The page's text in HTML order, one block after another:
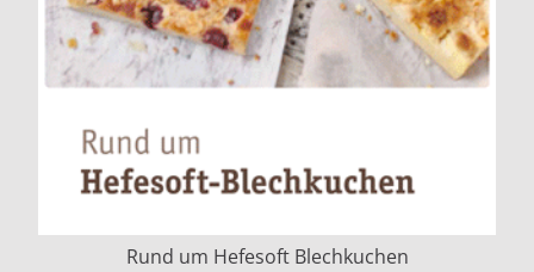
Rund um Hefesoft Blechkuchen